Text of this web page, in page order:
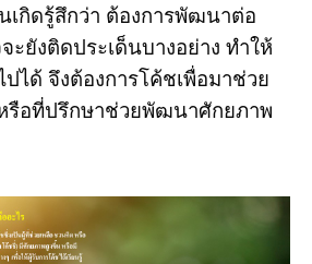
เกิดรู้สึกว่า ต้องการพัฒนาต่อ
ยังติดประเด็นบางอย่าง ทำให้
ได้ จึงต้องการโค้ชเพื่อมาช่วย
รือที่ปรึกษาช่วยพัฒนาศักยภาพ